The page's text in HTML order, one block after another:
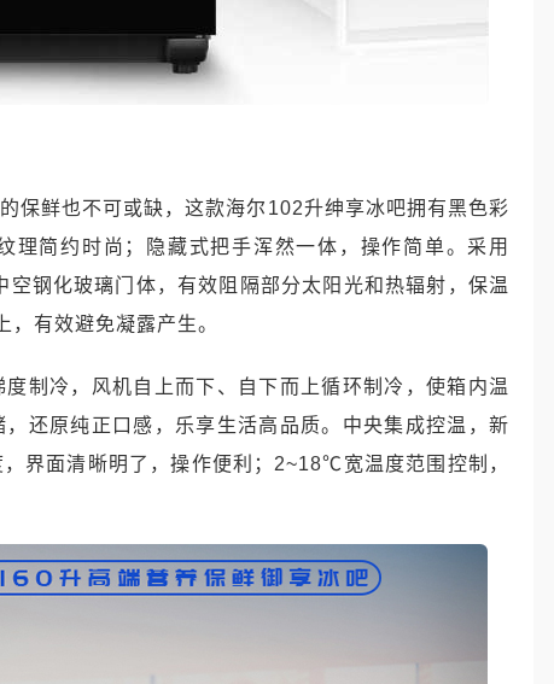
保鲜也不可或缺，这款海尔102升绅享冰吧拥有黑色彩
理简约时尚；隐藏式把手浑然一体，操作简单。采用
钢化玻璃门体，有效阻隔部分太阳光和热辐射，保温
有效避免凝露产生。
制冷，风机自上而下、自下而上循环制冷，使箱内温
还原纯正口感，乐享生活高品质。中央集成控温，新
界面清晰明了，操作便利；2~18℃宽温度范围控制，